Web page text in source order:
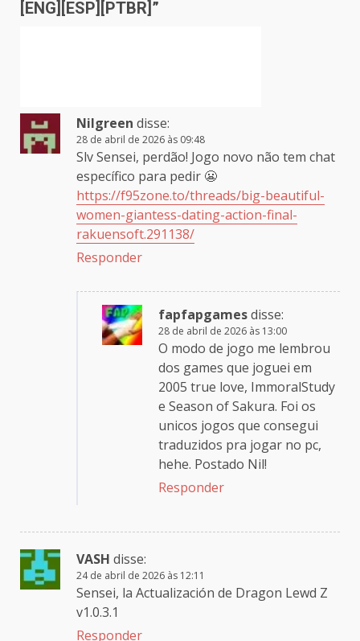
[ENG][ESP][PTBR] ”
Nilgreen disse:
28 de abril de 2026 às 09:48
Slv Sensei, perdão! Jogo novo não tem chat
específico para pedir 😬
https://f95zone.to/threads/big-beautiful-
women-giantess-dating-action-final-
rakuensoft.291138/
Responder
fapfapgamesdisse:
28 de abril de 2026 às 13:00
O modo de jogo me lembrou
dos games que joguei em
2005 true love, ImmoralStudy
e Season of Sakura. Foi os
unicos jogos que consegui
traduzidos pra jogar no pc,
hehe. Postado Nil!
Responder
VASH disse:
24 de abril de 2026 às 12:11
Sensei, la Actualización de Dragon Lewd Z
v1.0.3.1
Responder